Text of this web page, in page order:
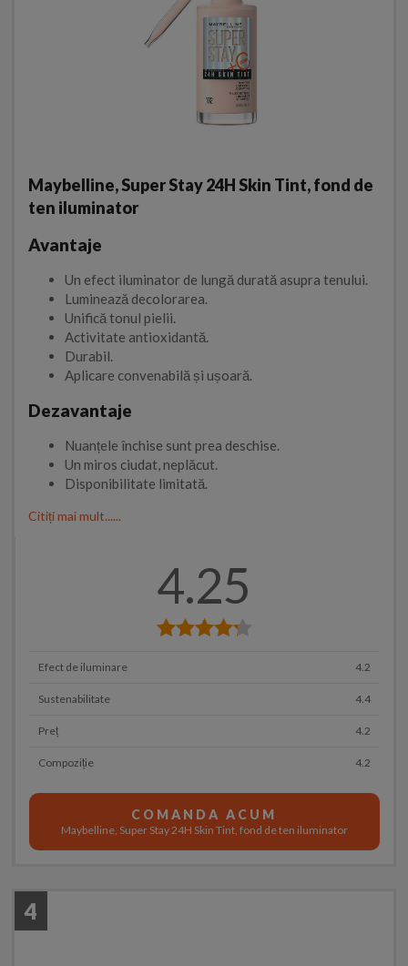
Maybelline, Super Stay 24H Skin Tint, fond de
ten iluminator
Avantaje
Un efect iluminator de lungă durată asupra tenului.
Luminează decolorarea.
Unifică tonul pielii.
Activitate antioxidantă.
Durabil.
Aplicare convenabilă și ușoară.
Dezavantaje
Nuanțele închise sunt prea deschise.
Un miros ciudat, neplăcut.
Disponibilitate limitată.
Citiți mai mult......
4.25
Efect de iluminare 4.2
Sustenabilitate 4.4
Preț 4.2
Compoziție 4.2
COMANDA ACUM
Maybelline, Super Stay 24H Skin Tint, fond de ten iluminator
4